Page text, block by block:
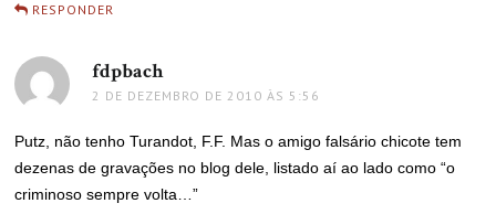
RESPONDER
fdpbachdisse:
2 DE DEZEMBRO DE 2010 ÀS 5:56
Putz, não tenho Turandot, F.F. Mas o amigo falsário chicote tem
dezenas de gravações no blog dele, listado aí ao lado como “o
criminoso sempre volta…”